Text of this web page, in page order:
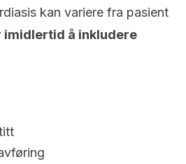
kan variere fra pasient
imidlertid å inkludere